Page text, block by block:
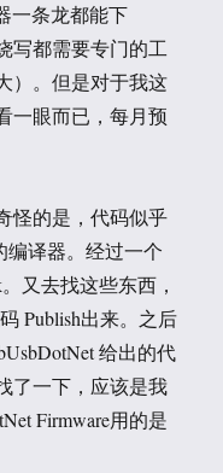
一条龙都能下
写都需要专门的工
）。但是对于我这
一眼而已，每月预
怪的是，代码似乎
译器。经过一个
又去找这些东西，
Publish出来。之后
给出的代
了一下，应该是我
Firmware用的是